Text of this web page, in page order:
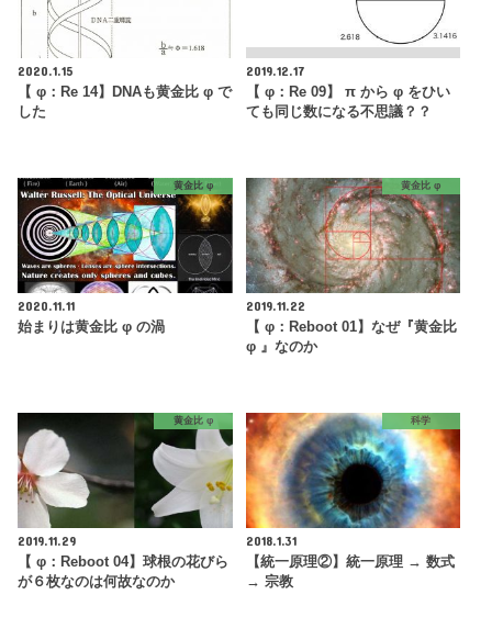
2020.1.15
【 φ：Re 14】DNAも黄金比 φ で
した
2019.12.17
【 φ：Re 09】 π から φ をひい
ても同じ数になる不思議？？
黄金比 φ
2020.11.11
始まりは黄金比 φ の渦
黄金比 φ
2019.11.22
【 φ：Reboot 01】なぜ『黄金比
φ 』なのか
黄金比 φ
2019.11.29
【 φ：Reboot 04】球根の花びら
が６枚なのは何故なのか
科学
2018.1.31
【統一原理②】統一原理 → 数式
→ 宗教